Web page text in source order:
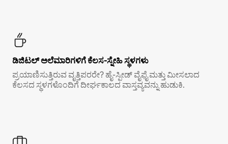
ಡಿಜಿಟಲ್ ಅಲೆಮಾರಿಗಳಿಗೆ ಕೆಲಸ-ಸ್ನೇಹಿ ಸ್ಥಳಗಳು
ಪ್ರಯಾಣಿಸುತ್ತಿರುವ ವೃತ್ತಿಪರರೇ? ಹೈ-ಸ್ಪೀಡ್ ವೈಫೈ ಮತ್ತು ಮೀಸಲಾದ
ಕೆಲಸದ ಸ್ಥಳಗಳೊಂದಿಗೆ ದೀರ್ಘಕಾಲದ ವಾಸ್ತವ್ಯವನ್ನು ಹುಡುಕಿ.